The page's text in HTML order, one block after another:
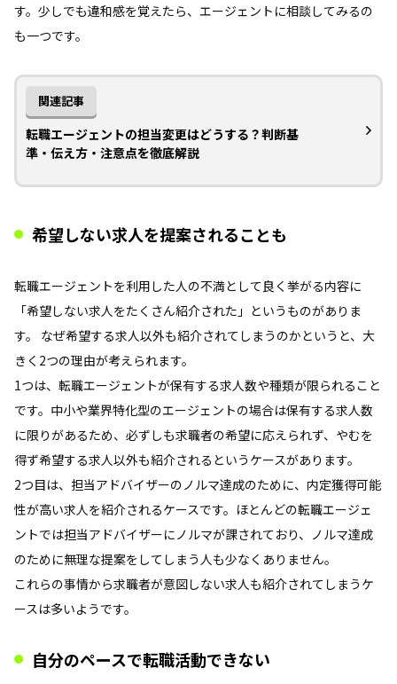
す。少しでも違和感を覚えたら、エージェントに相談してみるの
も一つです。
関連記事
転職エージェントの担当変更はどうする？判断基
準・伝え方・注意点を徹底解説
希望しない求人を提案されることも
転職エージェントを利用した人の不満として良く挙がる内容に
「希望しない求人をたくさん紹介された」というものがありま
す。 なぜ希望する求人以外も紹介されてしまうのかというと、大
きく2つの理由が考えられます。
1つは、転職エージェントが保有する求人数や種類が限られること
です。中小や業界特化型のエージェントの場合は保有する求人数
に限りがあるため、必ずしも求職者の希望に応えられず、やむを
得ず希望する求人以外も紹介されるというケースがあります。
2つ目は、担当アドバイザーのノルマ達成のために、内定獲得可能
性が高い求人を紹介されるケースです。ほとんどの転職エージェ
ントでは担当アドバイザーにノルマが課されており、ノルマ達成
のために無理な提案をしてしまう人も少なくありません。
これらの事情から求職者が意図しない求人も紹介されてしまうケ
ースは多いようです。
自分のペースで転職活動できない